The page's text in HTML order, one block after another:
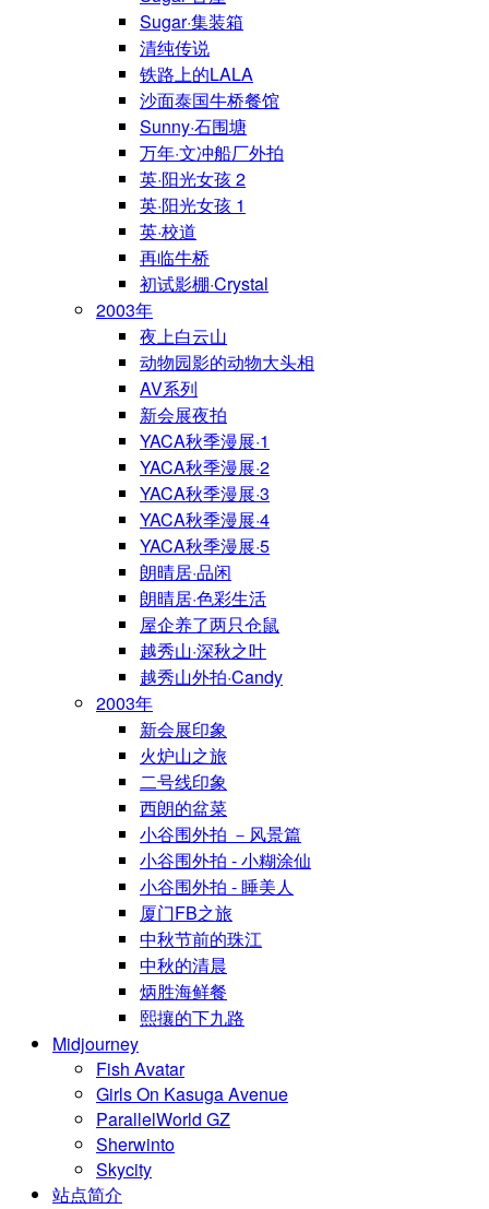
Sugar·集装箱
清纯传说
铁路上的LALA
沙面泰国牛桥餐馆
Sunny·石围塘
万年·文冲船厂外拍
英·阳光女孩 2
英·阳光女孩 1
英·校道
再临牛桥
初试影棚·Crystal
2003年
夜上白云山
动物园影的动物大头相
AV系列
新会展夜拍
YACA秋季漫展·1
YACA秋季漫展·2
YACA秋季漫展·3
YACA秋季漫展·4
YACA秋季漫展·5
朗晴居·品闲
朗晴居·色彩生活
屋企养了两只仓鼠
越秀山·深秋之叶
越秀山外拍·Candy
2003年
新会展印象
火炉山之旅
二号线印象
西朗的盆菜
小谷围外拍 －风景篇
小谷围外拍 - 小糊涂仙
小谷围外拍 - 睡美人
厦门FB之旅
中秋节前的珠江
中秋的清晨
炳胜海鲜餐
熙攘的下九路
Midjourney
Fish Avatar
Girls On Kasuga Avenue
ParallelWorld GZ
Sherwinto
Skycity
站点简介